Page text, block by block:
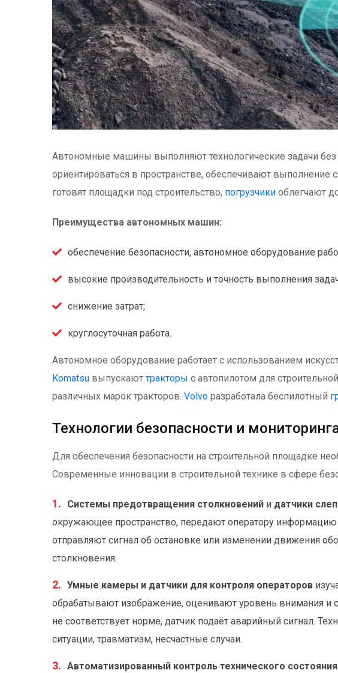
Автономные машины выполняют технологические задачи без
ориентироваться в пространстве, обеспечивают
готовят площадки под строительство, погрузчики облегчают
Преимущества автономных машин:
обеспечение безопасности, автономное оборудование
высокие производительность и точность выполнения
снижение затрат;
круглосуточная работа.
Автономное оборудование работает с использованием
Komatsu выпускаюттракторы с автопилотом для
различных марок тракторов. Volvo разработала беспилотный
Технологии безопасности и
Для обеспечения безопасности на строительной площадке
Современные инновации в строительной технике в сфере
Системы предотвращения столкновений и датчики
окружающее пространство, передают оператору информацию
отправляют сигнал об остановке или изменении движения
столкновения.
Умные камеры и датчики для контроля операторов
обрабатывают изображение, оценивают уровень внимания и
не соответствует норме, датчик подаёт аварийный сигнал.
ситуации, травматизм, несчастные случаи.
Автоматизированный контроль технического состояния